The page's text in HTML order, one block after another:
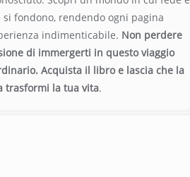
si fondono, rendendo ogni pagina
indimenticabile. Non perdere
di immergerti in questo viaggio
Acquista il libro e lascia che la
trasformi la tua vita.